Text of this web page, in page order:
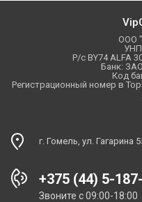
ООО
УНП
Р/с BY74 ALFA
Банк:
Код
Регистрационный номер в
г. Гомель, ул.
+375 (44) 5-
Звоните с 09:00-18:00